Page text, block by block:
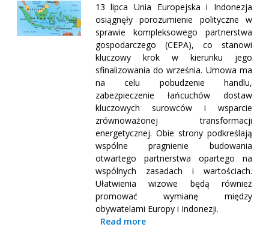
13 lipca Unia Europejska i Indonezja
osiągnęły porozumienie polityczne w
sprawie kompleksowego partnerstwa
gospodarczego (CEPA), co stanowi
kluczowy krok w kierunku jego
sfinalizowania do września. Umowa ma
na celu pobudzenie handlu,
zabezpieczenie łańcuchów dostaw
kluczowych surowców i wsparcie
zrównoważonej transformacji
energetycznej. Obie strony podkreślają
wspólne pragnienie budowania
otwartego partnerstwa opartego na
wspólnych zasadach i wartościach.
Ułatwienia wizowe będą również
promować wymianę między
obywatelami Europy i Indonezji.
Read more